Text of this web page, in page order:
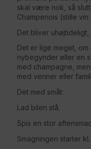
skal være nok, så
Champenois (stille
Det bliver
Det er lige meget,
nybegynder eller en
med champagne,
med venner eller
Det med småt:
Lad bilen stå.
Spis en stor
Smagningen starter